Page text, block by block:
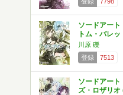
ソードアー
トム・バレ
川原 礫
登録
7513
ソードアー
ズ・ロザリオ